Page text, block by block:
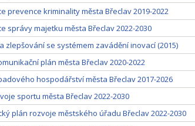
prevence kriminality města Břeclav 2019-2022
správy majetku města Břeclav 2022-2030
zlepšování se systémem zavádění inovací (2015)
plán města Břeclav 2020-2022
hospodářství města Břeclav 2017-2026
sportu města Břeclav 2022-2030
plán rozvoje městského úřadu Břeclav 2022-2030